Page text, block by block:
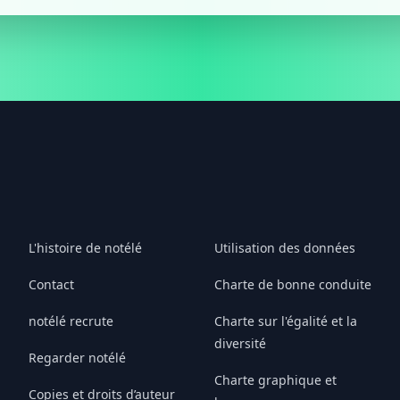
L'histoire de notélé
Contact
notélé recrute
Regarder notélé
Copies et droits d’auteur
Utilisation des données
Charte de bonne conduite
Charte sur l'égalité et la
diversité
Charte graphique et